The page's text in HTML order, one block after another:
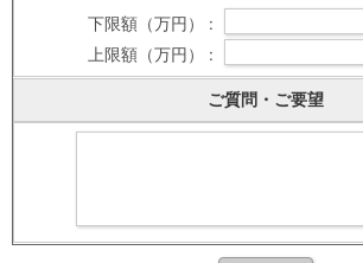
下限額（万円） :
上限額（万円） :
ご質問・ご要望